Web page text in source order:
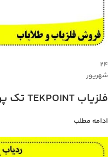
۲۴
شهریور
فلزیاب TEKPOINT تک پوینت
ادامه مطلب